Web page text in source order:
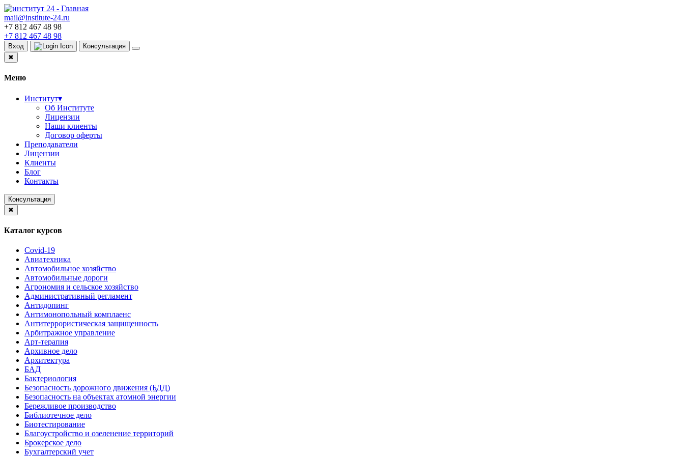
mail@institute-24.ru
+7 812 467 48 98
+7 812 467 48 98
Вход
Консультация
✖
Меню
Институт▾
Об Институте
Лицензии
Наши клиенты
Договор оферты
Преподаватели
Лицензии
Клиенты
Блог
Контакты
Консультация
✖
Каталог курсов
Covid-19
Авиатехника
Автомобильное хозяйство
Автомобильные дороги
Агрономия и сельское хозяйство
Административный регламент
Антидопинг
Антимонопольный комплаенс
Антитеррористическая защищенность
Арбитражное управление
Арт-терапия
Архивное дело
Архитектура
БАД
Бактериология
Безопасность дорожного движения (БДД)
Безопасность на объектах атомной энергии
Бережливое производство
Библиотечное дело
Биотестирование
Благоустройство и озеленение территорий
Брокерское дело
Бухгалтерский учет